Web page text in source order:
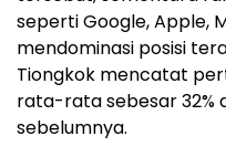
seperti Google, Apple,
mendominasi posisi
Tiongkok mencatat
rata-rata sebesar 32%
sebelumnya.